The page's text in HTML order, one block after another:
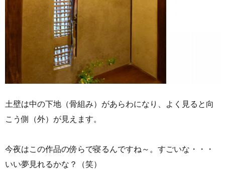
土壁は中の下地（骨組み）があらわになり、よく見ると向
こう側（外）が見えます。
今夜はこの作品の傍らで寝るんですね～。すごいな・・・
いい夢見れるかな？（笑）